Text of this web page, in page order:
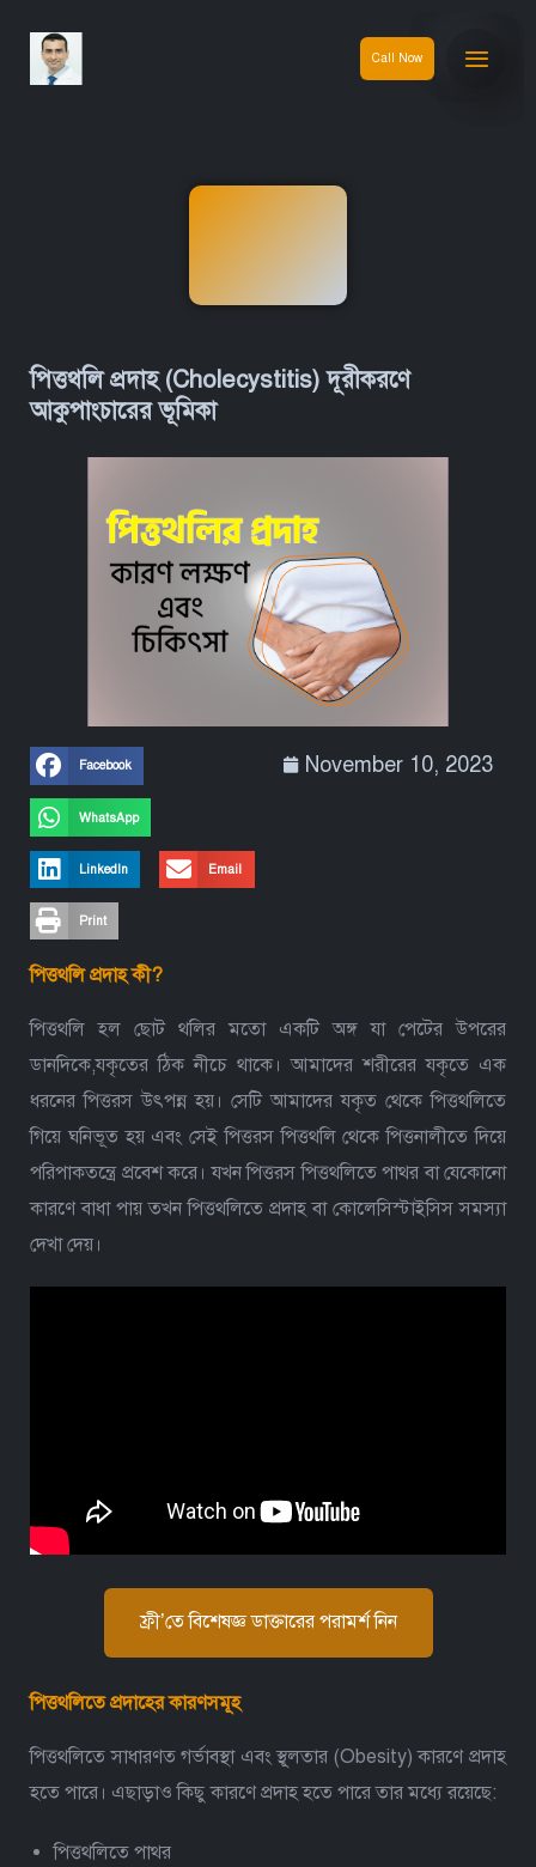
Call Now
পিত্তথলি প্রদাহ (Cholecystitis) দূরীকরণে
আকুপাংচারের ভূমিকা
Facebook
WhatsApp
LinkedIn Email
Print
November 10, 2023
পিত্তথলি প্রদাহকী?
পিত্তথলি হল ছোট থলির মতো একটি অঙ্গ যা পেটের উপরের
ডানদিকে,যকৃতের ঠিক নীচে থাকে। আমাদের শরীরের যকৃতে এক
ধরনের পিত্তরস উৎপন্ন হয়। সেটি আমাদের যকৃত থেকে পিত্তথলিতে
গিয়ে ঘনিভূত হয় এবং সেই পিত্তরস পিত্তথলি থেকে পিত্তনালীতে দিয়ে
পরিপাকতন্ত্রে প্রবেশ করে। যখন পিত্তরস পিত্তথলিতে পাথর বা যেকোনো
কারণে বাধা পায় তখন পিত্তথলিতে প্রদাহ বা কোলেসিস্টাইসিস সমস্যা
দেখা দেয়।
ফ্রী’তে বিশেষজ্ঞ ডাক্তারের পরামর্শ নিন
পিত্তথলিতে প্রদাহের কারণসমূহ
পিত্তথলিতে সাধারণত গর্ভাবস্থা এবং স্থূলতার (Obesity) কারণে প্রদাহ
হতে পারে। এছাড়াও কিছু কারণে প্রদাহ হতে পারে তার মধ্যে রয়েছে:
পিত্তথলিতে পাথর